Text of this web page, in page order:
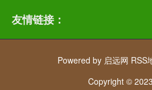
友情链接：
Powered by 启远网 RSS
Copyright ©